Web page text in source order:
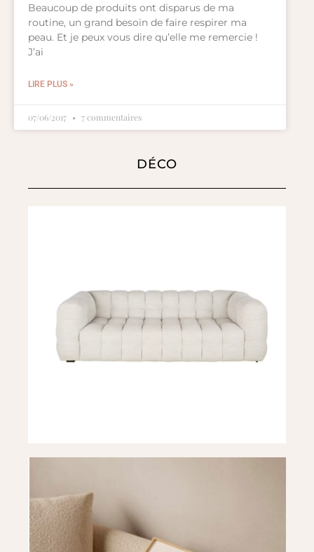
Beaucoup de produits ont disparus de ma
routine, un grand besoin de faire respirer ma
peau. Et je peux vous dire qu’elle me remercie !
J’ai
LIRE PLUS »
07/06/2017 7 commentaires
DÉCO